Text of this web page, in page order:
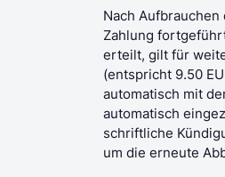
Nach
Zahlung
erteilt, gilt für
(entspricht 9.50
automatisch mit
automatisch
schriftliche
um die erneute